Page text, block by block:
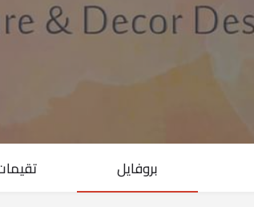
بروفايل